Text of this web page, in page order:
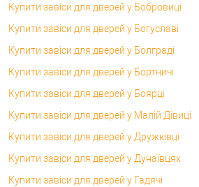
Купити завіси для дверей у Бобровиці
Купити завіси для дверей у Богуславі
Купити завіси для дверей у Болграді
Купити завіси для дверей у Бортничі
Купити завіси для дверей у Боярці
Купити завіси для дверей у Малій Дівиці
Купити завіси для дверей у Дружківці
Купити завіси для дверей у Дунаївцях
Купити завіси для дверей у Гадячі